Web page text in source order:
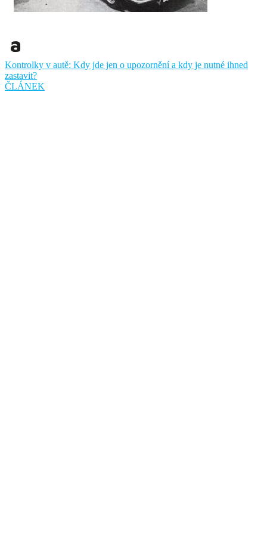
Kontrolky v autě: Kdy jde jen o upozornění a kdy je nutné ihned
zastavit?
ČLÁNEK